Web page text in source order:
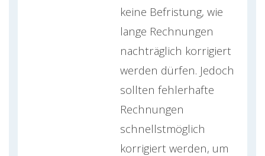
keine Befristung, wie
lange Rechnungen
nachträglich korrigiert
werden dürfen. Jedoch
sollten fehlerhafte
Rechnungen
schnellstmöglich
korrigiert werden, um